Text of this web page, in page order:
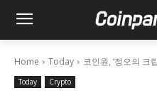
Home Today 코인원, ‘정오의 크
Today Crypto